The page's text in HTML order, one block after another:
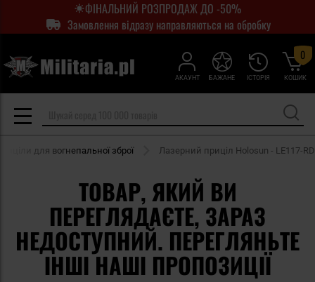
ФІНАЛЬНИЙ РОЗПРОДАЖ ДО -50%
Замовлення відразу направляються на обробку
АКАУНТ ІСТОРІЯ
БАЖАНЕ КОШИК
0
для вогнепальної зброї Лазерний приціл Holosun - LE117-RD
ТОВАР, ЯКИЙ ВИ
ПЕРЕГЛЯДАЄТЕ, ЗАРАЗ
НЕДОСТУПНИЙ. ПЕРЕГЛЯНЬТЕ
ІНШІ НАШІ ПРОПОЗИЦІЇ